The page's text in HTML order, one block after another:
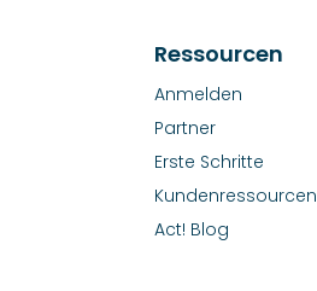
Ressourcen
Anmelden
Partner
Erste Schritte
Kundenressourcen
Act! Blog